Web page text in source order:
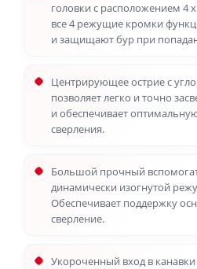
головки с расположением 4
все 4 режущие кромки
и защищают бур при
Центрирующее острие с
позволяет легко и точно
и обеспечивает
сверления.
Большой прочный
динамически изогнутой
Обеспечивает поддержку
сверление.
Укороченный вход в